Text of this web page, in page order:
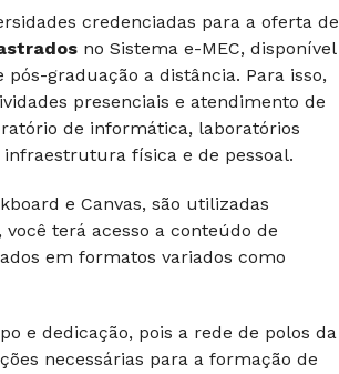
credenciadas para a oferta de
no Sistema e-MEC, disponível
graduação a distância. Para isso,
presenciais e atendimento de
de informática, laboratórios
física e de pessoal.
e Canvas, são utilizadas
terá acesso a conteúdo de
em formatos variados como
e dedicação, pois a rede de polos da
necessárias para a formação de